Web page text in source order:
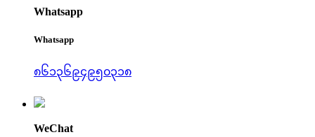
Whatsapp
Whatsapp
၈၆၁၃၆၉၄၉၅၀၃၁၈
WeChat